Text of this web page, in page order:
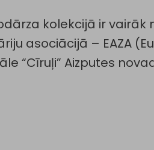
kolekcijā ir vairāk
asociācijā – EAZA
“Cīruļi” Aizputes